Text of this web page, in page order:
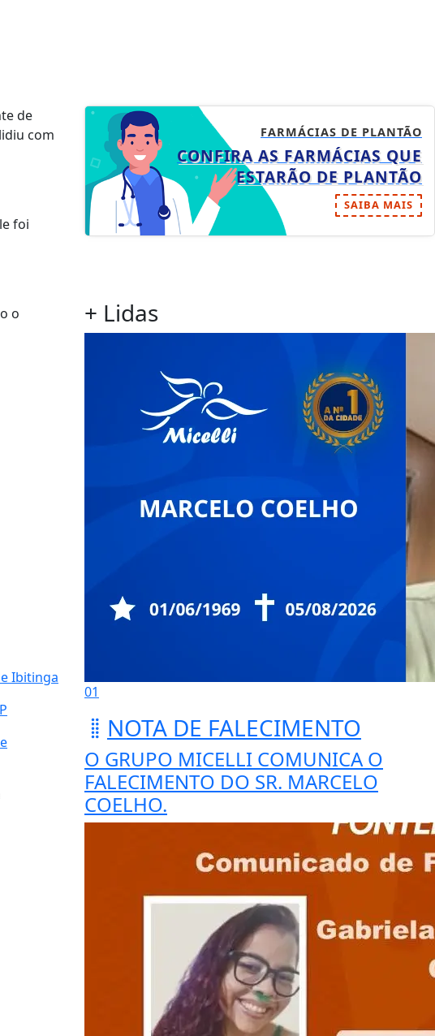
de
com
foi
o
Ibitinga
FARMÁCIAS DE PLANTÃO
CONFIRA AS FARMÁCIAS QUE
ESTARÃO DE PLANTÃO
SAIBA MAIS
+ Lidas
01
NOTA DE FALECIMENTO
O GRUPO MICELLI COMUNICA O
FALECIMENTO DO SR. MARCELO
COELHO.